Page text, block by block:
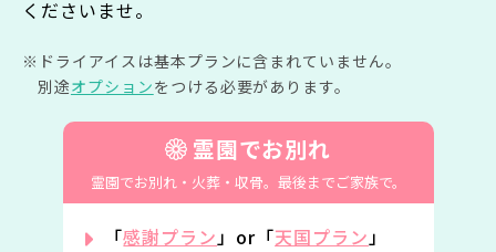
くださいませ。
ドライアイスは基本プランに含まれていません。
別途オプションをつける必要があります。
霊園でお別れ
霊園でお別れ・火葬・収骨。 最後までご家族で。
「感謝プラン」or「天国プラン」